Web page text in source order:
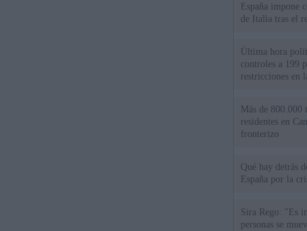
España impone
de Italia tras el
Última hora
controles a 199
restricciones en
Más de 800.000
residentes en
fronterizo
Qué hay detrás
España por la
Sira Rego: "Es
personas se